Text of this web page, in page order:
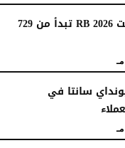
أسعار هيونداي أكسنت RB 2026 تبدأ من 729
سانتا في